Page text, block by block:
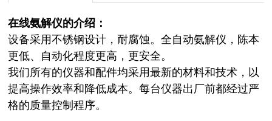
在线氨解仪的介绍：
设备采用不锈钢设计，耐腐蚀。全自动氨解仪，陈本
更低、自动化程度更高，更安全。
我们所有的仪器和配件均采用最新的材料和技术，以
提高操作效率和降低成本。每台仪器出厂前都经过严
格的质量控制程序。